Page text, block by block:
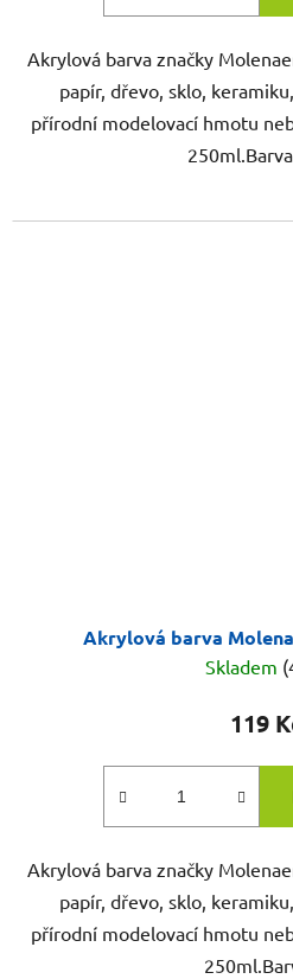
Akrylová barva značky
papír, dřevo, sklo,
přírodní modelovací hmotu
Akrylová barva
Skladem
119
Akrylová barva značky
papír, dřevo, sklo,
přírodní modelovací hmotu